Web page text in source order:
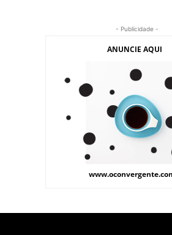
- Publicidade -